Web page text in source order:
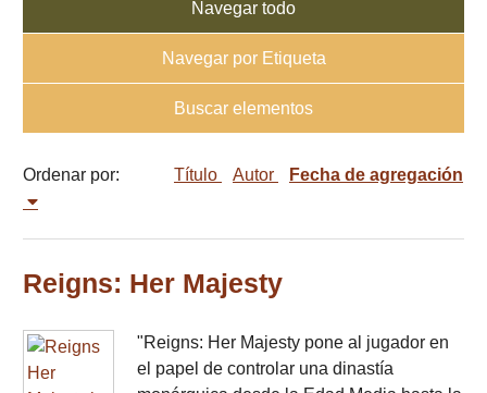
Navegar todo
Navegar por Etiqueta
Buscar elementos
Ordenar por: Título Autor Fecha de agregación
Reigns: Her Majesty
"Reigns: Her Majesty pone al jugador en
el papel de controlar una dinastía